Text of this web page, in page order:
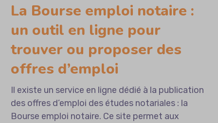
La Bourse emploi notaire :
un outil en ligne pour
trouver ou proposer des
offres d’emploi
Il existe un service en ligne dédié à la publication
des offres d’emploi des études notariales : la
Bourse emploi notaire. Ce site permet aux